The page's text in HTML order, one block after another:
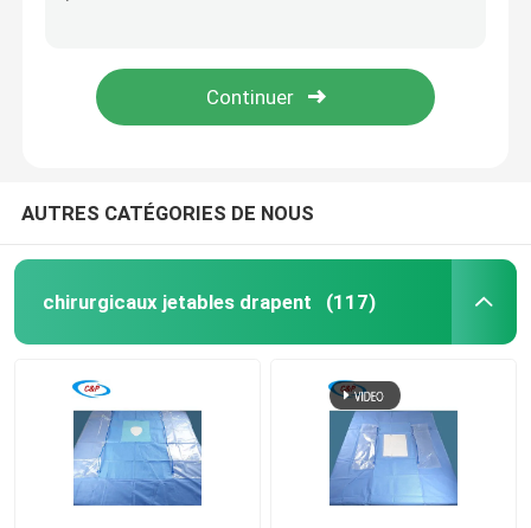
Paquet chirurgical jetable
L'angiographie drapent le paquet
Champ chirurgical pour section C
AUTRES CATÉGORIES DE NOUS
chirurgicaux jetables drapent (117)